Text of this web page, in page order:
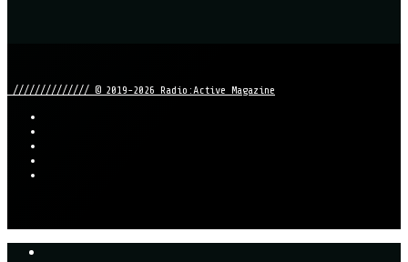
////////////// © 2019-2026 Radio:Active Magazine